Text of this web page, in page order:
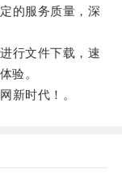
的服务质量，深
行文件下载，速
验。
时代！。